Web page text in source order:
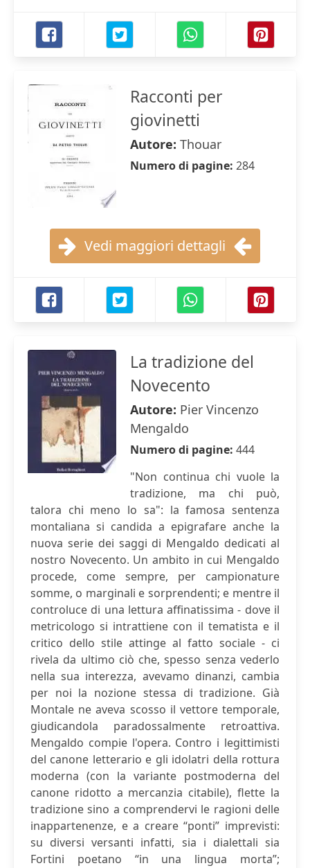
Racconti per
giovinetti
Autore: Thouar
Numero di pagine: 284
Vedi maggiori dettagli
La tradizione del
Novecento
Autore: Pier Vincenzo
Mengaldo
Numero di pagine: 444
"Non continua chi vuole la
tradizione, ma chi può,
talora chi meno lo sa": la famosa sentenza
montaliana si candida a epigrafare anche la
nuova serie dei saggi di Mengaldo dedicati al
nostro Novecento. Un ambito in cui Mengaldo
procede, come sempre, per campionature
somme, o marginali e sorprendenti; e mentre il
controluce di una lettura affinatissima - dove il
metricologo si intrattiene con il tematista e il
critico dello stile attinge al fatto sociale - ci
rivela da ultimo ciò che, spesso senza vederlo
nella sua interezza, avevamo dinanzi, cambia
per noi la nozione stessa di tradizione. Già
Montale ne aveva scosso il vettore temporale,
giudicandola paradossalmente retroattiva.
Mengaldo compie l'opera. Contro i legittimisti
del canone letterario e gli idolatri della rottura
moderna (con la variante postmoderna del
canone ridotto a mercanzia citabile), flette la
tradizione sino a comprendervi le ragioni delle
inappartenenze, e a creare “ponti” imprevisti:
su diversi versanti infatti, sia i dialettali sia
Fortini poetano “in una lingua morta”;